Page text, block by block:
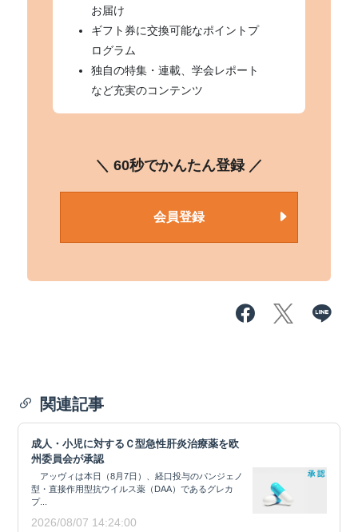
お届け
ギフト券に交換可能なポイントプ
ログラム
独自の特集・連載、学会レポート
など充実のコンテンツ
＼ 60秒でかんたん登録 ／
会員登録
関連記事
成人・小児に対するＣ型急性肝炎治療薬を欧
州委員会が承認
アッヴィは本日（8月7日）、経口投与のパンジェノ
型・直接作用型抗ウイルス薬（DAA）であるグレカ
プ...
2026/08/07 14:24:00